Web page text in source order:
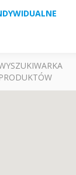
PRODUKTÓW